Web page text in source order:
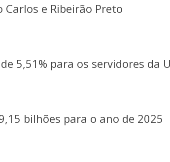
Carlos e Ribeirão Preto
5,51% para os servidores da
bilhões para o ano de 2025